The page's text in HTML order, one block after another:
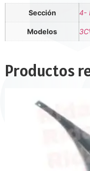
Sección 4-
Modelos
Productos